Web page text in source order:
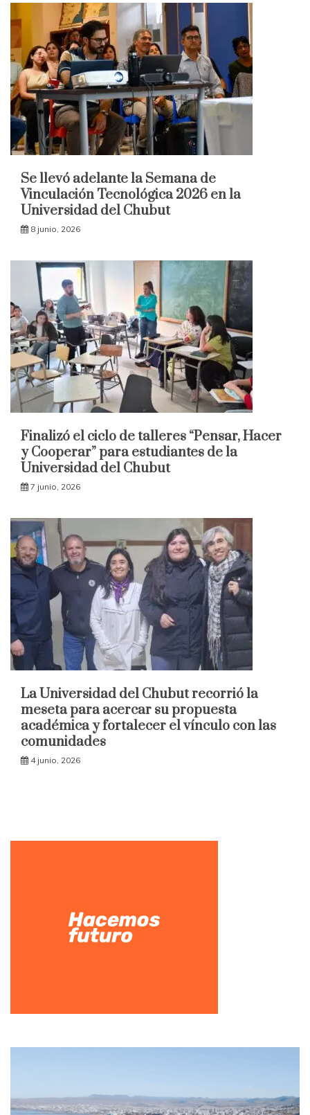
Se llevó adelante la Semana de
Vinculación Tecnológica 2026 en la
Universidad del Chubut
8 junio, 2026
Finalizó el ciclo de talleres “Pensar, Hacer
y Cooperar” para estudiantes de la
Universidad del Chubut
7 junio, 2026
La Universidad del Chubut recorrió la
meseta para acercar su propuesta
académica y fortalecer el vínculo con las
comunidades
4 junio, 2026